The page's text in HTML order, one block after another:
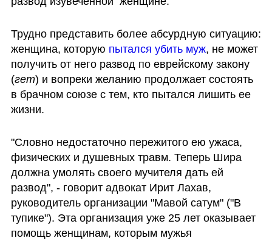
Трудно представить более абсурдную ситуацию:
женщина, которую пытался убить муж, не может
получить от него развод по еврейскому закону
(гет) и вопреки желанию продолжает состоять
в брачном союзе с тем, кто пытался лишить ее
жизни.
"Словно недостаточно пережитого ею ужаса,
физических и душевных травм. Теперь Шира
должна умолять своего мучителя дать ей
развод", - говорит адвокат Ирит Лахав,
руководитель организации "Мавой сатум" ("В
тупике"). Эта организация уже 25 лет оказывает
помощь женщинам, которым мужья